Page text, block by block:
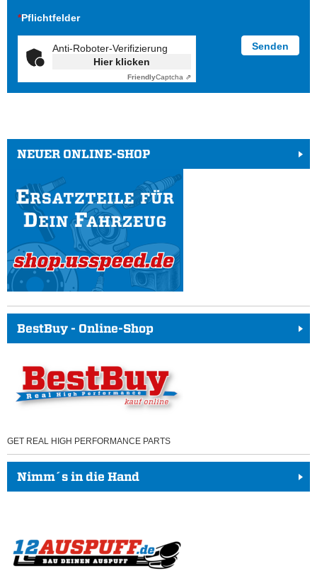
*Pflichtfelder
Anti-Roboter-Verifizierung
Hier klicken
FriendlyCaptcha ⇗
NEUER ONLINE-SHOP
BestBuy - Online-Shop
GET REAL HIGH PERFORMANCE PARTS
Nimm´s in die Hand